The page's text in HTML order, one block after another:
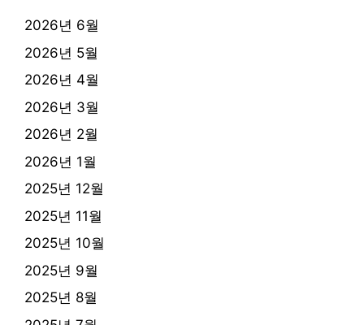
2026년 6월
2026년 5월
2026년 4월
2026년 3월
2026년 2월
2026년 1월
2025년 12월
2025년 11월
2025년 10월
2025년 9월
2025년 8월